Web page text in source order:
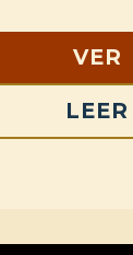
VER
LEER